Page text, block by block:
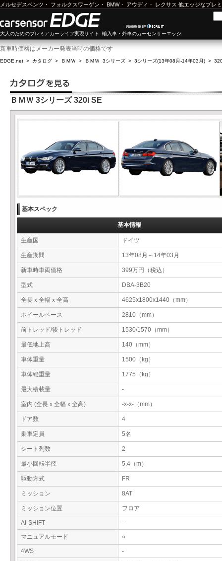
メルセデスベンツ ・ フォルクスワーゲン ・ BMW・ アウディ ・ レクサス 他エッジなプレ
大人のためのプレミアカーライフ実現サイト 輸入車・外車のカーセンサーエッジ
新車時価格はメーカー発表当時の価格です
EDGE.net > カタログ > ＢＭＷ > ＢＭＷ 3シリーズ > 3シリーズ(13年08月-14年03月) >
ＢＭＷ 3シリーズ 320i SE
基本スペック
基本情報
生産国 ドイツ
生産期間 13年08月～14年03月
新車時車両価格 399万円（税込）
型式 DBA-3B20
全長ｘ全幅ｘ全高 4625x1800x1440（mm）
ホイールベース 2810（mm）
前トレッド/後トレッド 1530/1570（mm）
最低地上高 140（mm）
車体重量 1500（kg）
車体総重量 1775（kg）
最大積載量 -
室内 (全長ｘ全幅ｘ全高) -x-x-（mm）
ドア数 4
乗車定員 5名
シート列数 2
最小回転半径 5.4（m）
駆動方式 FR
ミッション 8AT
ミッション位置 フロア
AI-SHIFT
-
マニュアルモード
○
4WS
-